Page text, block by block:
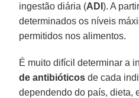
ingestão diária (ADI). A
determinados os níveis
permitidos nos alimentos.
É muito difícil determinar a
de antibióticos de cada
dependendo do país, dieta,